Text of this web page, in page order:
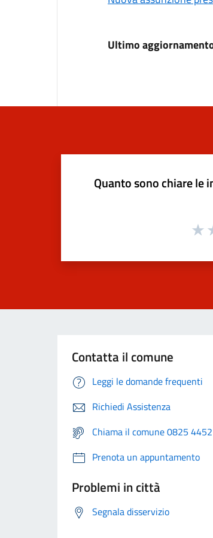
Ultimo
Quanto sono chiare le
Contatta il comune
Leggi le domande frequenti
Richiedi Assistenza
Chiama il comune 0825
Prenota un appuntamento
Problemi in città
Segnala disservizio